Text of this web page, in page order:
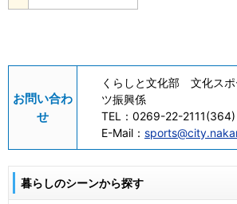
お問い合わ
せ
くらしと文化部 文化ス
ツ振興係
TEL： 0269-22-2111(364)
E-Mail：
暮らしのシーンから探す